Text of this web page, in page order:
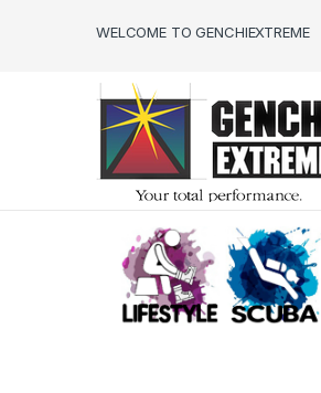
WELCOME TO GENCHIEXTREME
LIFESTYLE